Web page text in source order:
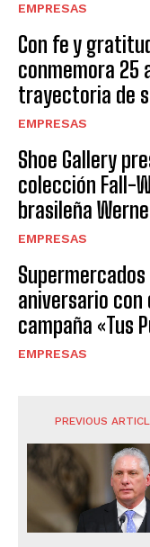
EMPRESAS
Con fe y
conmemora 25
trayectoria de
EMPRESAS
Shoe Gallery
colección Fall-
brasileña
EMPRESAS
aniversario con
campaña «Tus
EMPRESAS
PREVIOUS